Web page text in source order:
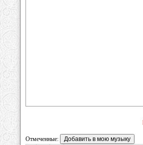
Отмеченные: